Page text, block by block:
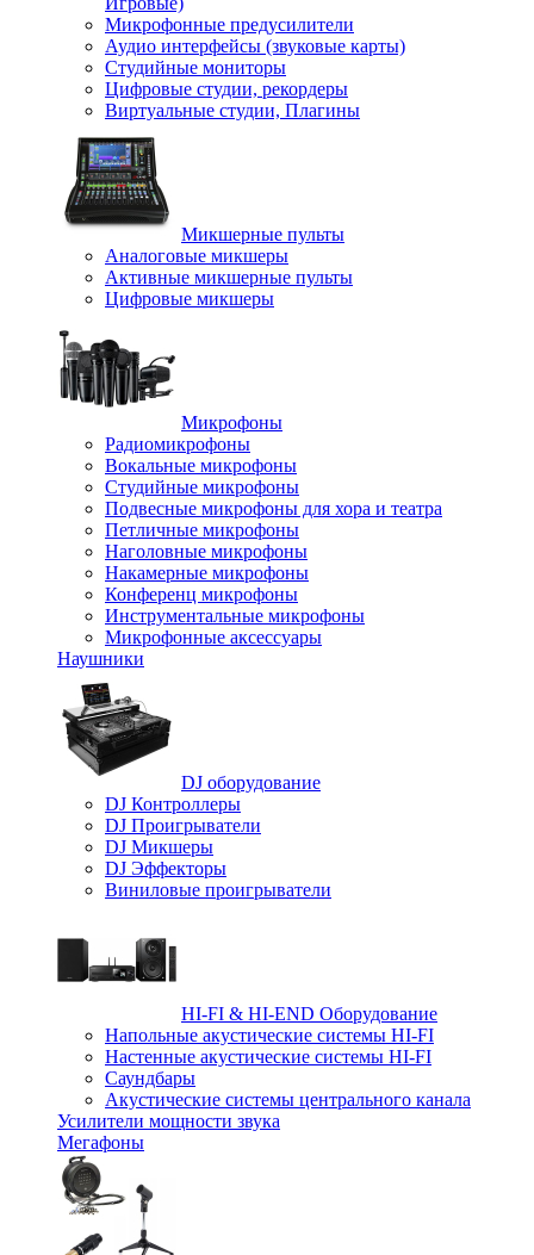
Микрофонные предусилители
Аудио интерфейсы (звуковые карты)
Студийные мониторы
Цифровые студии, рекордеры
Виртуальные студии, Плагины
Микшерные пульты
Аналоговые микшеры
Активные микшерные пульты
Цифровые микшеры
Микрофоны
Радиомикрофоны
Вокальные микрофоны
Студийные микрофоны
Подвесные микрофоны для хора и театра
Петличные микрофоны
Наголовные микрофоны
Накамерные микрофоны
Конференц микрофоны
Инструментальные микрофоны
Микрофонные аксессуары
Наушники
DJ оборудование
DJ Контроллеры
DJ Проигрыватели
DJ Микшеры
DJ Эффекторы
Виниловые проигрыватели
HI-FI & HI-END Оборудование
Напольные акустические системы HI-FI
Настенные акустические системы HI-FI
Саундбары
Акустические системы центрального канала
Усилители мощности звука
Мегафоны